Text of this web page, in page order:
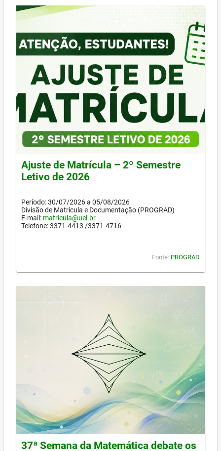
Ajuste de Matrícula – 2º Semestre
Letivo de 2026
Período: 30/07/2026 a 05/08/2026
Divisão de Matrícula e Documentação (PROGRAD)
E-mail: matricula@uel.br
Telefone: 3371-4413 /3371-4716
Fonte: PROGRAD
37ª Semana da Matemática debate os